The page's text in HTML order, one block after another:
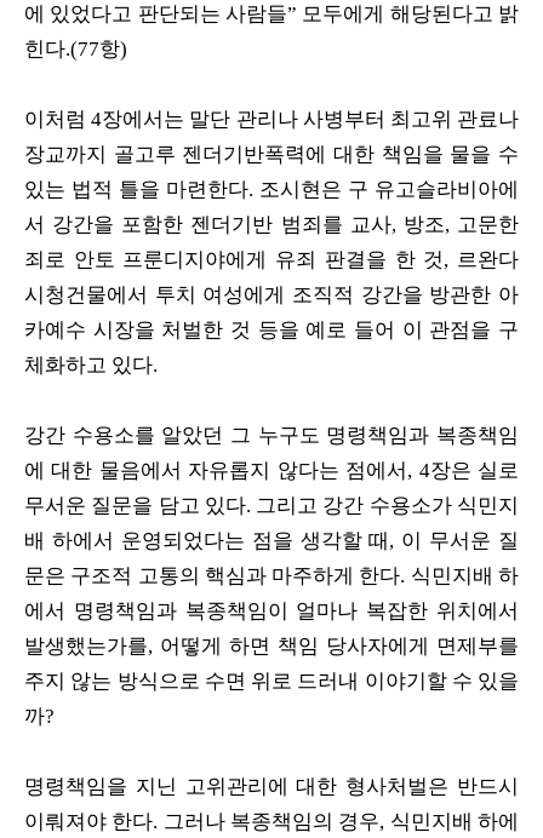
에 있었다고 판단되는 사람들” 모두에게 해당된다고 밝
힌다.(77항)
이처럼 4장에서는 말단 관리나 사병부터 최고위 관료나
장교까지 골고루 젠더기반폭력에 대한 책임을 물을 수
있는 법적 틀을 마련한다. 조시현은 구 유고슬라비아에
서 강간을 포함한 젠더기반 범죄를 교사, 방조, 고문한
죄로 안토 프룬디지야에게 유죄 판결을 한 것, 르완다
시청건물에서 투치 여성에게 조직적 강간을 방관한 아
카예수 시장을 처벌한 것 등을 예로 들어 이 관점을 구
체화하고 있다.
강간 수용소를 알았던 그 누구도 명령책임과 복종책임
에 대한 물음에서 자유롭지 않다는 점에서, 4장은 실로
무서운 질문을 담고 있다. 그리고 강간 수용소가 식민지
배 하에서 운영되었다는 점을 생각할 때, 이 무서운 질
문은 구조적 고통의 핵심과 마주하게 한다. 식민지배 하
에서 명령책임과 복종책임이 얼마나 복잡한 위치에서
발생했는가를, 어떻게 하면 책임 당사자에게 면제부를
주지 않는 방식으로 수면 위로 드러내 이야기할 수 있을
까?
명령책임을 지닌 고위관리에 대한 형사처벌은 반드시
이뤄져야 한다. 그러나 복종책임의 경우, 식민지배 하에